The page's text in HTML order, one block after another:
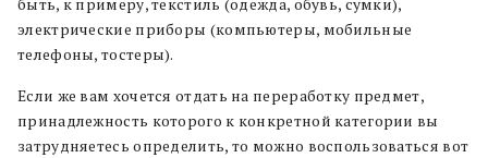
быть, к примеру, текстиль (одежда, обувь, сумки),
электрические приборы (компьютеры, мобильные
телефоны, тостеры).
Если же вам хочется отдать на переработку предмет,
принадлежность которого к конкретной категории вы
затрудняетесь определить, то можно воспользоваться вот